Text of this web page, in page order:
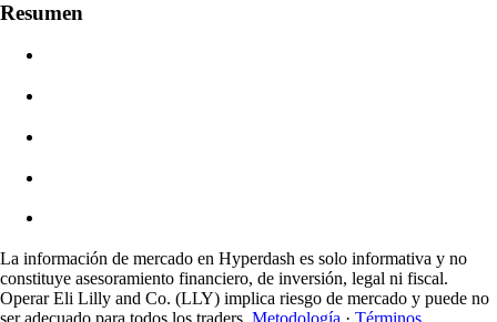
Est: 0.00% / Máx 8%
Comisiones
0.0450% / 0.0150%
Resumen
La información de mercado en Hyperdash es solo informativa y no
constituye asesoramiento financiero, de inversión, legal ni fiscal.
Operar Eli Lilly and Co. (LLY) implica riesgo de mercado y puede no
ser adecuado para todos los traders. Metodología · Términos